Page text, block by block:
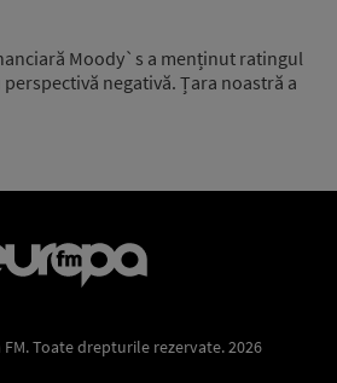
Moody`s a menținut ratingul
perspectivă negativă. Țara noastră a
Toate drepturile rezervate. 2026